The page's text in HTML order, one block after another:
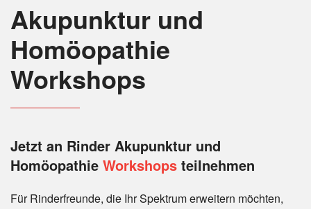
Akupunktur und
Homöopathie
Workshops
Jetzt an Rinder Akupunktur und
Homöopathie Workshops teilnehmen
Für Rinderfreunde, die Ihr Spektrum erweitern möchten,